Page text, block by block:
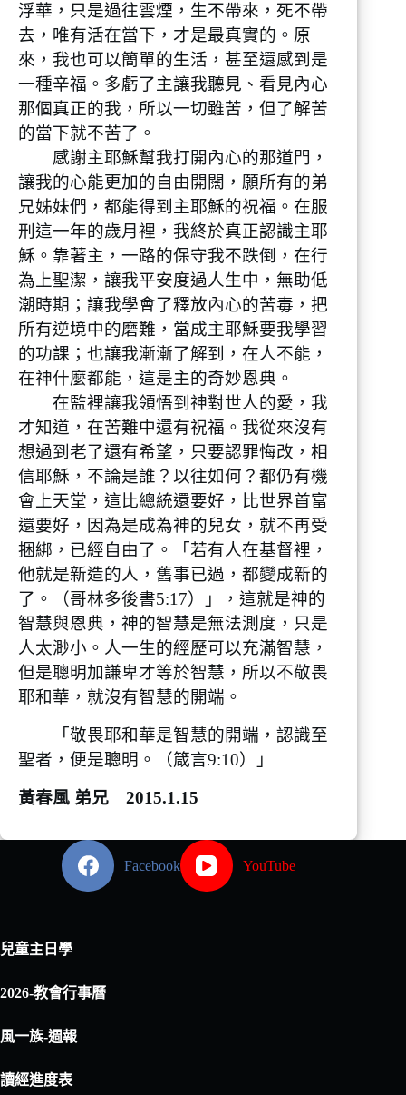
浮華，只是過往雲煙，生不帶來，死不帶
去，唯有活在當下，才是最真實的。原
來，我也可以簡單的生活，甚至還感到是
一種辛福。多虧了主讓我聽見、看見內心
那個真正的我，所以一切雖苦，但了解苦
的當下就不苦了。
感謝主耶穌幫我打開內心的那道門，
讓我的心能更加的自由開闊，願所有的弟
兄姊妹們，都能得到主耶穌的祝福。在服
刑這一年的歲月裡，我終於真正認識主耶
穌。靠著主，一路的保守我不跌倒，在行
為上聖潔，讓我平安度過人生中，無助低
潮時期；讓我學會了釋放內心的苦毒，把
所有逆境中的磨難，當成主耶穌要我學習
的功課；也讓我漸漸了解到，在人不能，
在神什麼都能，這是主的奇妙恩典。
在監裡讓我領悟到神對世人的愛，我
才知道，在苦難中還有祝福。我從來沒有
想過到老了還有希望，只要認罪悔改，相
信耶穌，不論是誰？以往如何？都仍有機
會上天堂，這比總統還要好，比世界首富
還要好，因為是成為神的兒女，就不再受
捆綁，已經自由了。「若有人在基督裡，
他就是新造的人，舊事已過，都變成新的
了。（哥林多後書5:17）」，這就是神的
智慧與恩典，神的智慧是無法測度，只是
人太渺小。人一生的經歷可以充滿智慧，
但是聰明加謙卑才等於智慧，所以不敬畏
耶和華，就沒有智慧的開端。
「敬畏耶和華是智慧的開端，認識至
聖者，便是聰明。（箴言9:10）」
黃春風 弟兄 2015.1.15
Facebook YouTube
兒童主日學
2026-教會行事曆
風一族-週報
讀經進度表